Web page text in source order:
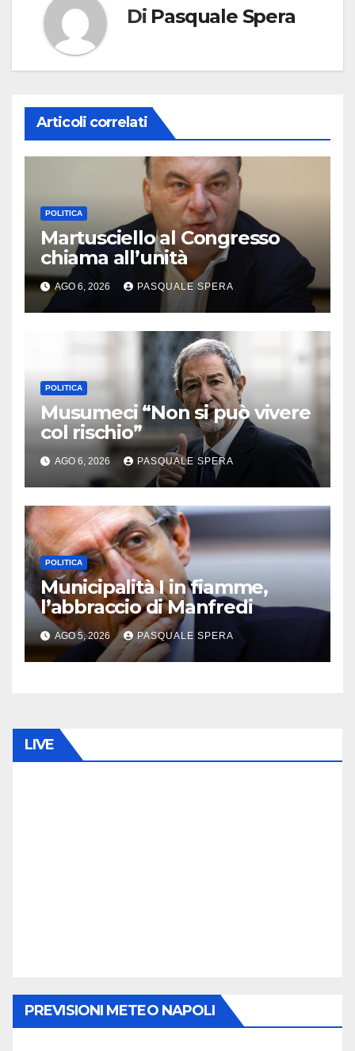
Di Pasquale Spera
Articoli correlati
POLITICA
Martusciello al Congresso
chiama all’unità
AGO 6, 2026 PASQUALE SPERA
POLITICA
Musumeci “Non si può vivere
col rischio”
AGO 6, 2026 PASQUALE SPERA
POLITICA
Municipalità I in fiamme,
l’abbraccio di Manfredi
AGO 5, 2026 PASQUALE SPERA
LIVE
PREVISIONI METEO NAPOLI